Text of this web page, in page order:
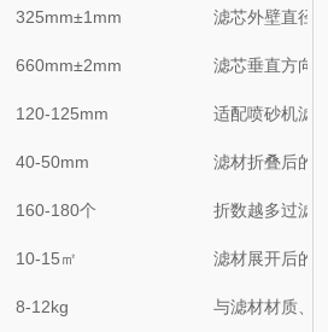
325mm±1mm 滤芯外壁直径
660mm±2mm 滤芯垂直方向
120-125mm 适配喷砂机滤
40-50mm 滤材折叠后的
160-180个 折数越多过滤
10-15㎡ 滤材展开后的
8-12kg 与滤材材质、